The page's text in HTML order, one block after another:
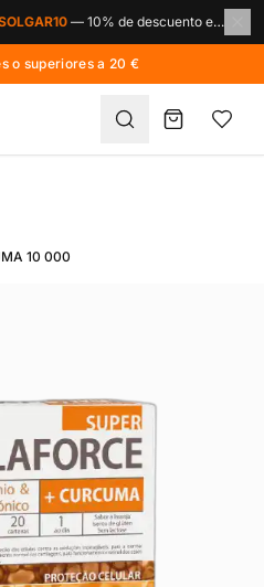
— 10% de descuento en toda la marca Solgar.
o superiores a 20 €
10 000